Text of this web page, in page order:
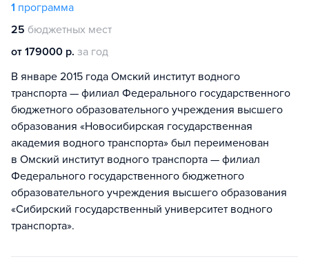
1 программа
25 бюджетных мест
от 179000 р. за год
В январе 2015 года Омский институт водного
транспорта — филиал Федерального государственного
бюджетного образовательного учреждения высшего
образования «Новосибирская государственная
академия водного транспорта» был переименован
в Омский институт водного транспорта — филиал
Федерального государственного бюджетного
образовательного учреждения высшего образования
«Сибирский государственный университет водного
транспорта».